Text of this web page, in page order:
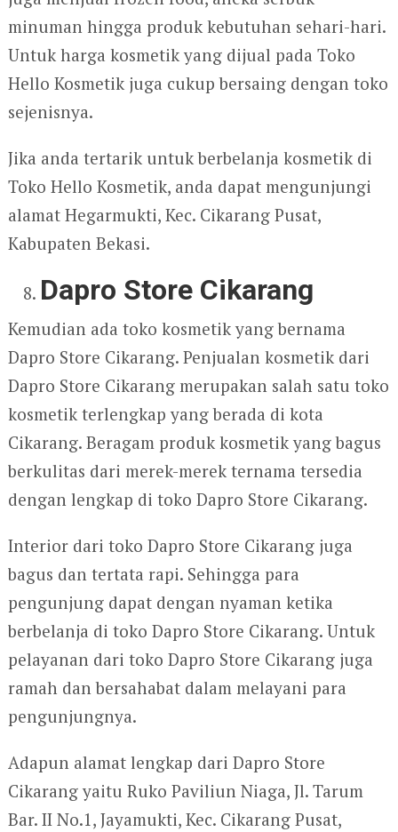
minuman hingga produk kebutuhan sehari-hari.
Untuk harga kosmetik yang dijual pada Toko
Hello Kosmetik juga cukup bersaing dengan toko
sejenisnya.
Jika anda tertarik untuk berbelanja kosmetik di
Toko Hello Kosmetik, anda dapat mengunjungi
alamat Hegarmukti, Kec. Cikarang Pusat,
Kabupaten Bekasi.
Dapro Store Cikarang
Kemudian ada toko kosmetik yang bernama
Dapro Store Cikarang. Penjualan kosmetik dari
Dapro Store Cikarang merupakan salah satu toko
kosmetik terlengkap yang berada di kota
Cikarang. Beragam produk kosmetik yang bagus
berkulitas dari merek-merek ternama tersedia
dengan lengkap di toko Dapro Store Cikarang.
Interior dari toko Dapro Store Cikarang juga
bagus dan tertata rapi. Sehingga para
pengunjung dapat dengan nyaman ketika
berbelanja di toko Dapro Store Cikarang. Untuk
pelayanan dari toko Dapro Store Cikarang juga
ramah dan bersahabat dalam melayani para
pengunjungnya.
Adapun alamat lengkap dari Dapro Store
Cikarang yaitu Ruko Paviliun Niaga, Jl. Tarum
Bar. II No.1, Jayamukti, Kec. Cikarang Pusat,